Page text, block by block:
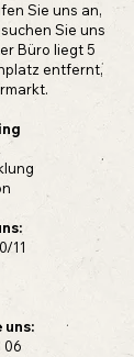
Sie uns an,
Sie uns
Büro liegt 5
entfernt,
11
uns:
06